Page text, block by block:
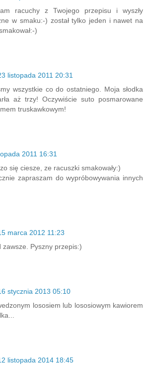
racuchy z Twojego przepisu i wyszły
w smaku:-) został tylko jeden i nawet na
)
listopada 2011 20:31
wszystkie co do ostatniego. Moja słodka
aż trzy! Oczywiście suto posmarowane
truskawkowym!
2011 16:31
się ciesze, ze racuszki smakowały:)
zapraszam do wypróbowywania innych
marca 2012 11:23
zawsze. Pyszny przepis:)
stycznia 2013 05:10
lososiem lub lososiowym kawiorem
listopada 2014 18:45